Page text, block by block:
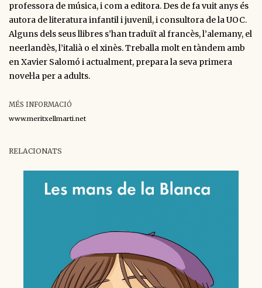
professora de música, i com a editora. Des de fa vuit anys és
autora de literatura infantil i juvenil, i consultora de la UOC.
Alguns dels seus llibres s’han traduït al francès, l’alemany, el
neerlandès, l’italià o el xinès. Treballa molt en tàndem amb
en Xavier Salomó i actualment, prepara la seva primera
novel·la per a adults.
MÉS INFORMACIÓ
www.meritxellmarti.net
RELACIONATS